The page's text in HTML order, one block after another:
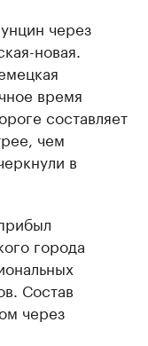
через
новая.
время
составляет
чем
в
города
Состав
через